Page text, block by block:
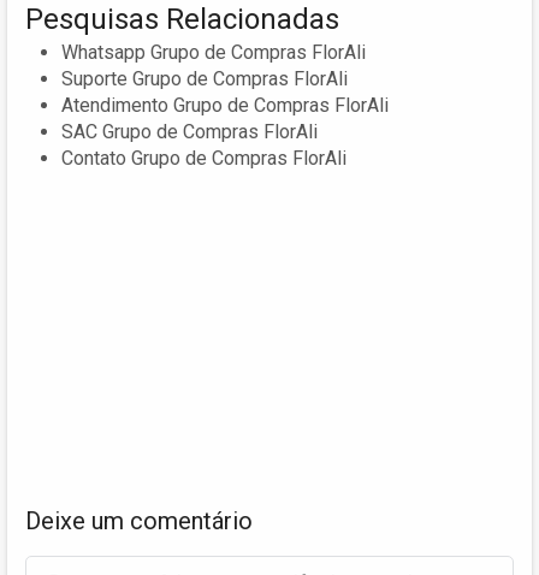
Pesquisas Relacionadas
Whatsapp Grupo de Compras FlorAli
Suporte Grupo de Compras FlorAli
Atendimento Grupo de Compras FlorAli
SAC Grupo de Compras FlorAli
Contato Grupo de Compras FlorAli
Deixe um comentário